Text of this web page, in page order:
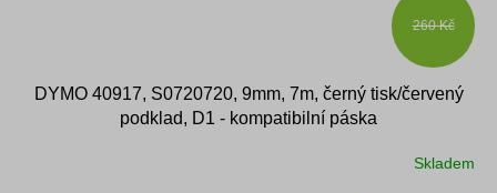
260 Kč
DYMO 40917, S0720720, 9mm, 7m, černý tisk/červený
podklad, D1 - kompatibilní páska
Skladem